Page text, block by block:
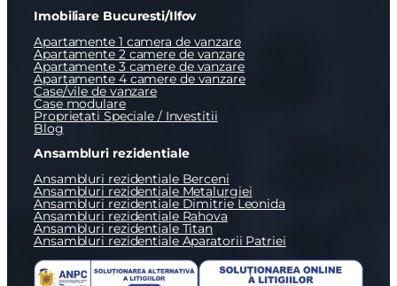
Imobiliare Bucuresti/Ilfov
Apartamente 1 camera de vanzare
Apartamente 2 camere de vanzare
Apartamente 3 camere de vanzare
Apartamente 4 camere de vanzare
Case/vile de vanzare
Case modulare
Proprietati Speciale / Investitii
Blog
Ansambluri rezidentiale
Ansambluri rezidentiale Berceni
Ansambluri rezidentiale Metalurgiei
Ansambluri rezidentiale Dimitrie Leonida
Ansambluri rezidentiale Rahova
Ansambluri rezidentiale Titan
Ansambluri rezidentiale Aparatorii Patriei